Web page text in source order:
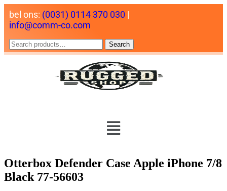
bel ons: (0031) 0114 370 030 |
info@comm-co.com
Search
Otterbox Defender Case Apple iPhone 7/8
Black 77-56603